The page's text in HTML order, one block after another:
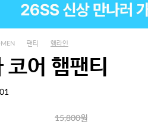
팬티 햄라인
코어 햄팬티
15,800원